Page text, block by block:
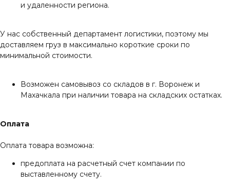
и удаленности региона.
У нас собственный департамент логистики, поэтому мы
доставляем груз в максимально короткие сроки по
минимальной стоимости.
Возможен самовывоз со складов в г. Воронеж и
Махачкала при наличии товара на складских остатках.
Оплата
Оплата товара возможна:
предоплата на расчетный счет компании по
выставленному счету.